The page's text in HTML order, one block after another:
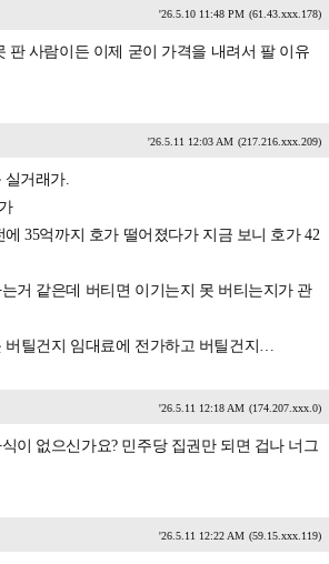
'26.5.10 11:48 PM (61.43.xxx.178)
판 사람이든 이제 굳이 가격을 내려서 팔 이유
'26.5.11 12:03 AM (217.216.xxx.209)
실거래가.
35억까지 호가 떨어졌다가 지금 보니 호가 42
거 같은데 버티면 이기는지 못 버티는지가 관
버틸건지 임대료에 전가하고 버틸건지…
'26.5.11 12:18 AM (174.207.xxx.0)
이 없으신가요? 민주당 집권만 되면 겁나 너그
'26.5.11 12:22 AM (59.15.xxx.119)